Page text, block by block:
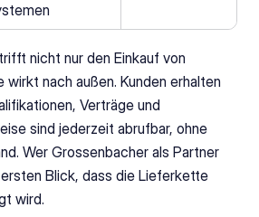
nicht nur den Einkauf von
wirkt nach außen. Kunden erhalten
Verträge und
sind jederzeit abrufbar, ohne
Wer Grossenbacher als Partner
Blick, dass die Lieferkette
wird.